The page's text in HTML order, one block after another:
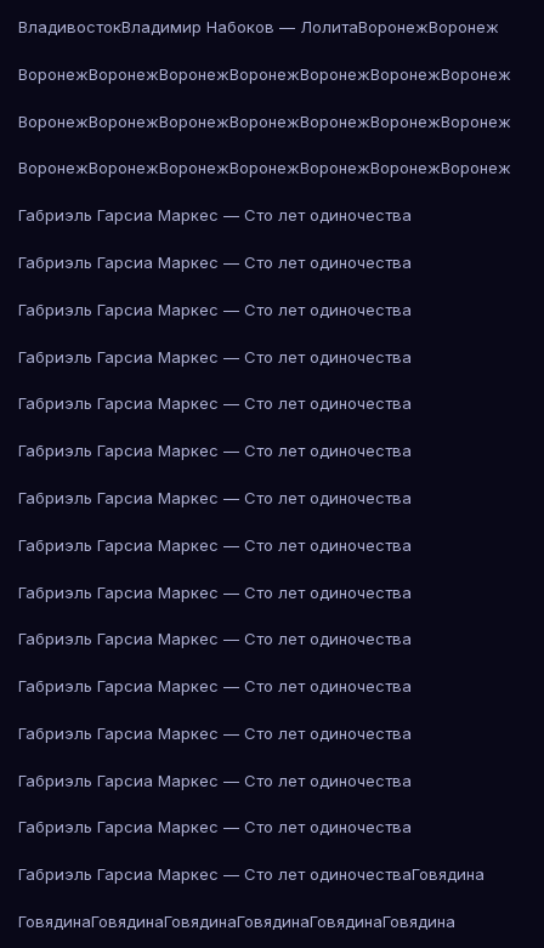
ВладивостокВладимир Набоков — ЛолитаВоронежВоронеж
ВоронежВоронежВоронежВоронежВоронежВоронежВоронеж
ВоронежВоронежВоронежВоронежВоронежВоронежВоронеж
ВоронежВоронежВоронежВоронежВоронежВоронежВоронеж
Габриэль Гарсиа Маркес — Сто лет одиночества
Габриэль Гарсиа Маркес — Сто лет одиночества
Габриэль Гарсиа Маркес — Сто лет одиночества
Габриэль Гарсиа Маркес — Сто лет одиночества
Габриэль Гарсиа Маркес — Сто лет одиночества
Габриэль Гарсиа Маркес — Сто лет одиночества
Габриэль Гарсиа Маркес — Сто лет одиночества
Габриэль Гарсиа Маркес — Сто лет одиночества
Габриэль Гарсиа Маркес — Сто лет одиночества
Габриэль Гарсиа Маркес — Сто лет одиночества
Габриэль Гарсиа Маркес — Сто лет одиночества
Габриэль Гарсиа Маркес — Сто лет одиночества
Габриэль Гарсиа Маркес — Сто лет одиночества
Габриэль Гарсиа Маркес — Сто лет одиночества
Габриэль Гарсиа Маркес — Сто лет одиночестваГовядина
ГовядинаГовядинаГовядинаГовядинаГовядинаГовядина